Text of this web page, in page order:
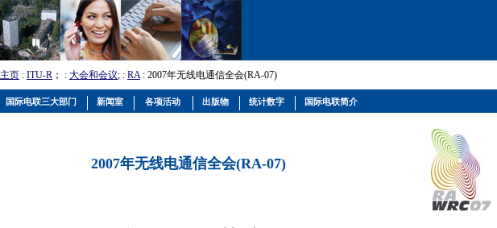
主页 : ITU-R ； : 大会和会议; : RA: 2007年无线电通信全会(RA-07)
2007年无线电通信全会(RA-07)
国际电联三大部门 新闻室 各项活动 出版物 统计数字 国际电联简介